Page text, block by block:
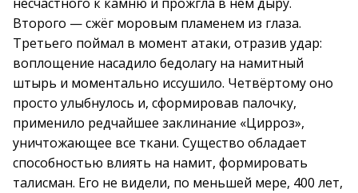
Второго — сжёг моровым пламенем из глаза.
Третьего поймал в момент атаки, отразив удар:
воплощение насадило бедолагу на намитный
штырь и моментально иссушило. Четвёртому оно
просто улыбнулось и, сформировав палочку,
применило редчайшее заклинание «Цирроз»,
уничтожающее все ткани. Существо обладает
способностью влиять на намит, формировать
талисман. Его не видели, по меньшей мере, 400 лет,